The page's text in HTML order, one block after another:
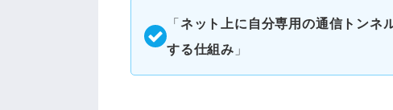
「ネット上に自分専用の通信トンネ
する仕組み 」